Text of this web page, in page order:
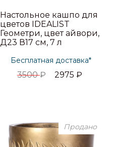
Настольное кашпо для
цветов IDEALIST
Геометри, цвет айвори,
Д23 В17 см, 7 л
Бесплатная доставка*
3500₽ 2975 ₽
Продано